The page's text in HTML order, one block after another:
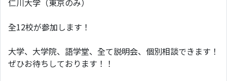
仁川大学（東京のみ）
全12校が参加します！
大学、大学院、語学堂、全て説明会、個別相談できます！
ぜひお待ちしております！！